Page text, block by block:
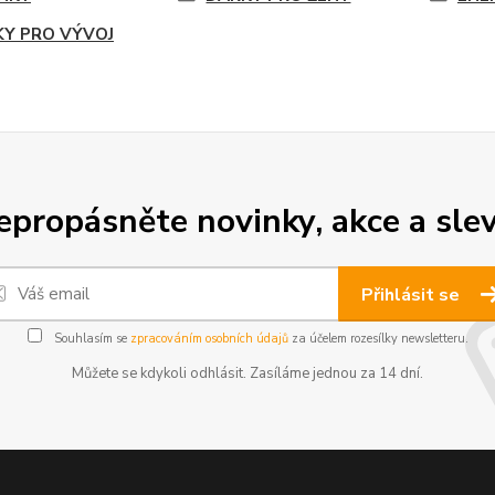
PRO VÝVOJ
novinky, akce a
Přihlásit se
Souhlasím se zpracováním osobních údajůza účelem rozesílky newsletteru.
Můžete se kdykoli odhlásit. Zasíláme jednou za 14 dní.